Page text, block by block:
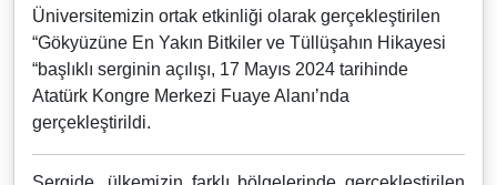
Üniversitemizin ortak etkinliği olarak gerçekleştirilen
“Gökyüzüne En Yakın Bitkiler ve Tüllüşahın Hikayesi
“başlıklı serginin açılışı, 17 Mayıs 2024 tarihinde
Atatürk Kongre Merkezi Fuaye Alanı’nda
gerçekleştirildi.